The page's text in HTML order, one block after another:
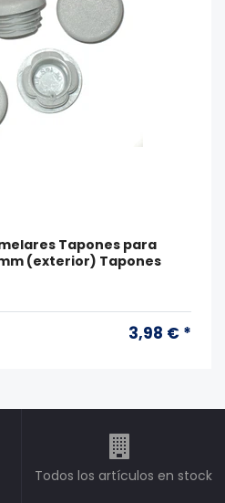
Tapones para
(exterior) Tapones
3,98 € *
Todos los artículos en stock